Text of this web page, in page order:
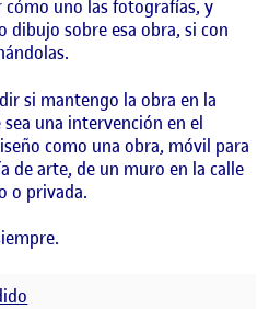
cómo uno las fotografías, y
dibujo sobre esa obra, si con
si mantengo la obra en la
una intervención en el
como una obra, móvil para
de arte, de un muro en la calle
o privada.